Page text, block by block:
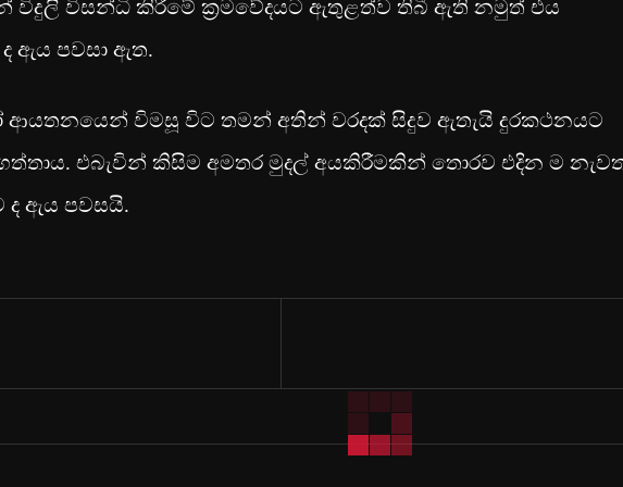
විදුලි විසන්ධි කිරීමේ ක්‍රමවේදයට ඇතුළත්ව තිබී ඇති නමුත් එය
ඇය පවසා ඇත.
විමසූ විට තමන් අතින් වරදක් සිදුව ඇතැයි දුරකථනයට
එබැවින් කිසිම අමතර මුදල් අයකිරීමකින් තොරව එදින ම
ද ඇය පවසයි.